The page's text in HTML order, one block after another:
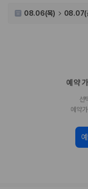
제주도 렌트카는 업체마다
장소, 취소 규정이 다릅니다.
인원에 맞는 차종별
제주공항 인수 조건 비
비교 후
제주렌트카 실시간 가격비교
08.06(목) 08.07(
예약
선
예약